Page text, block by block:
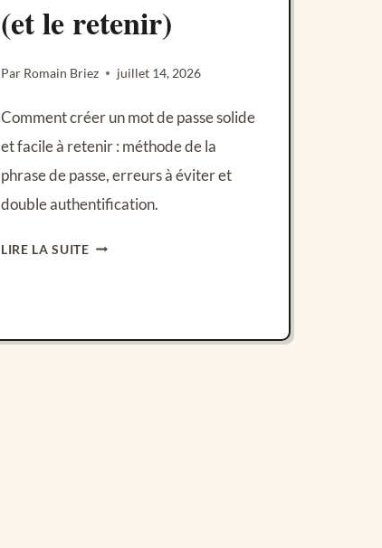
(et le retenir)
Par Romain Briez juillet 14, 2026
Comment créer un mot de passe solide
et facile à retenir : méthode de la
phrase de passe, erreurs à éviter et
double authentification.
LIRE LA SUITECOMMENT